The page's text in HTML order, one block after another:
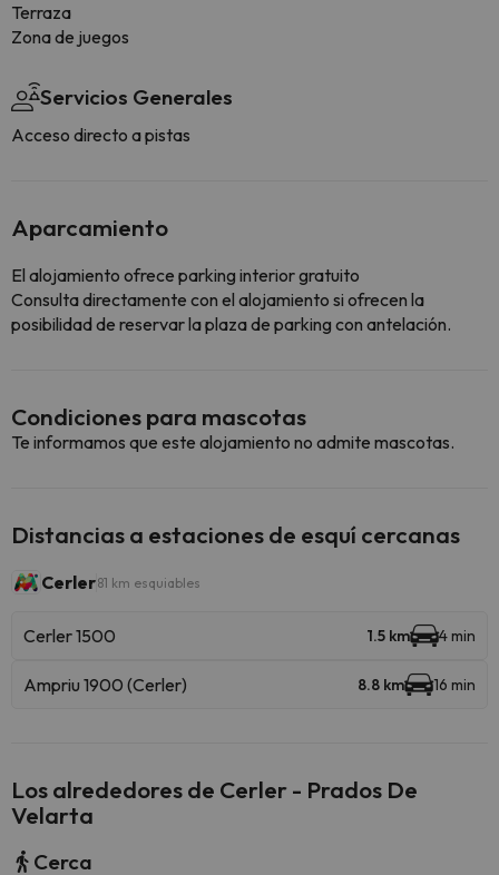
Terraza
Zona de juegos
Servicios Generales
Acceso directo a pistas
Aparcamiento
El alojamiento ofrece parking interior gratuito
Consulta directamente con el alojamiento si ofrecen la
posibilidad de reservar la plaza de parking con antelación.
Condiciones para mascotas
Te informamos que este alojamiento no admite mascotas.
Distancias a estaciones de esquí cercanas
Cerler81 km esquiables
Cerler 1500 1.5 km 4 min
Ampriu 1900 (Cerler) 8.8 km 16 min
Los alrededores de Cerler - Prados De
Velarta
Cerca